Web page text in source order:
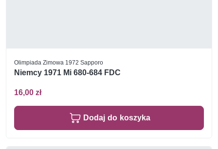
Olimpiada Zimowa 1972 Sapporo
Niemcy 1971 Mi 680-684 FDC
16,00 zł
Dodaj do koszyka